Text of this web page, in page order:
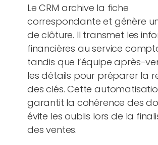
Le CRM archive la fiche
correspondante et génère
de clôture. Il transmet les
financières au service
tandis que l’équipe après-
les détails pour préparer la
des clés. Cette
garantit la cohérence des
évite les oublis lors de la
des ventes.